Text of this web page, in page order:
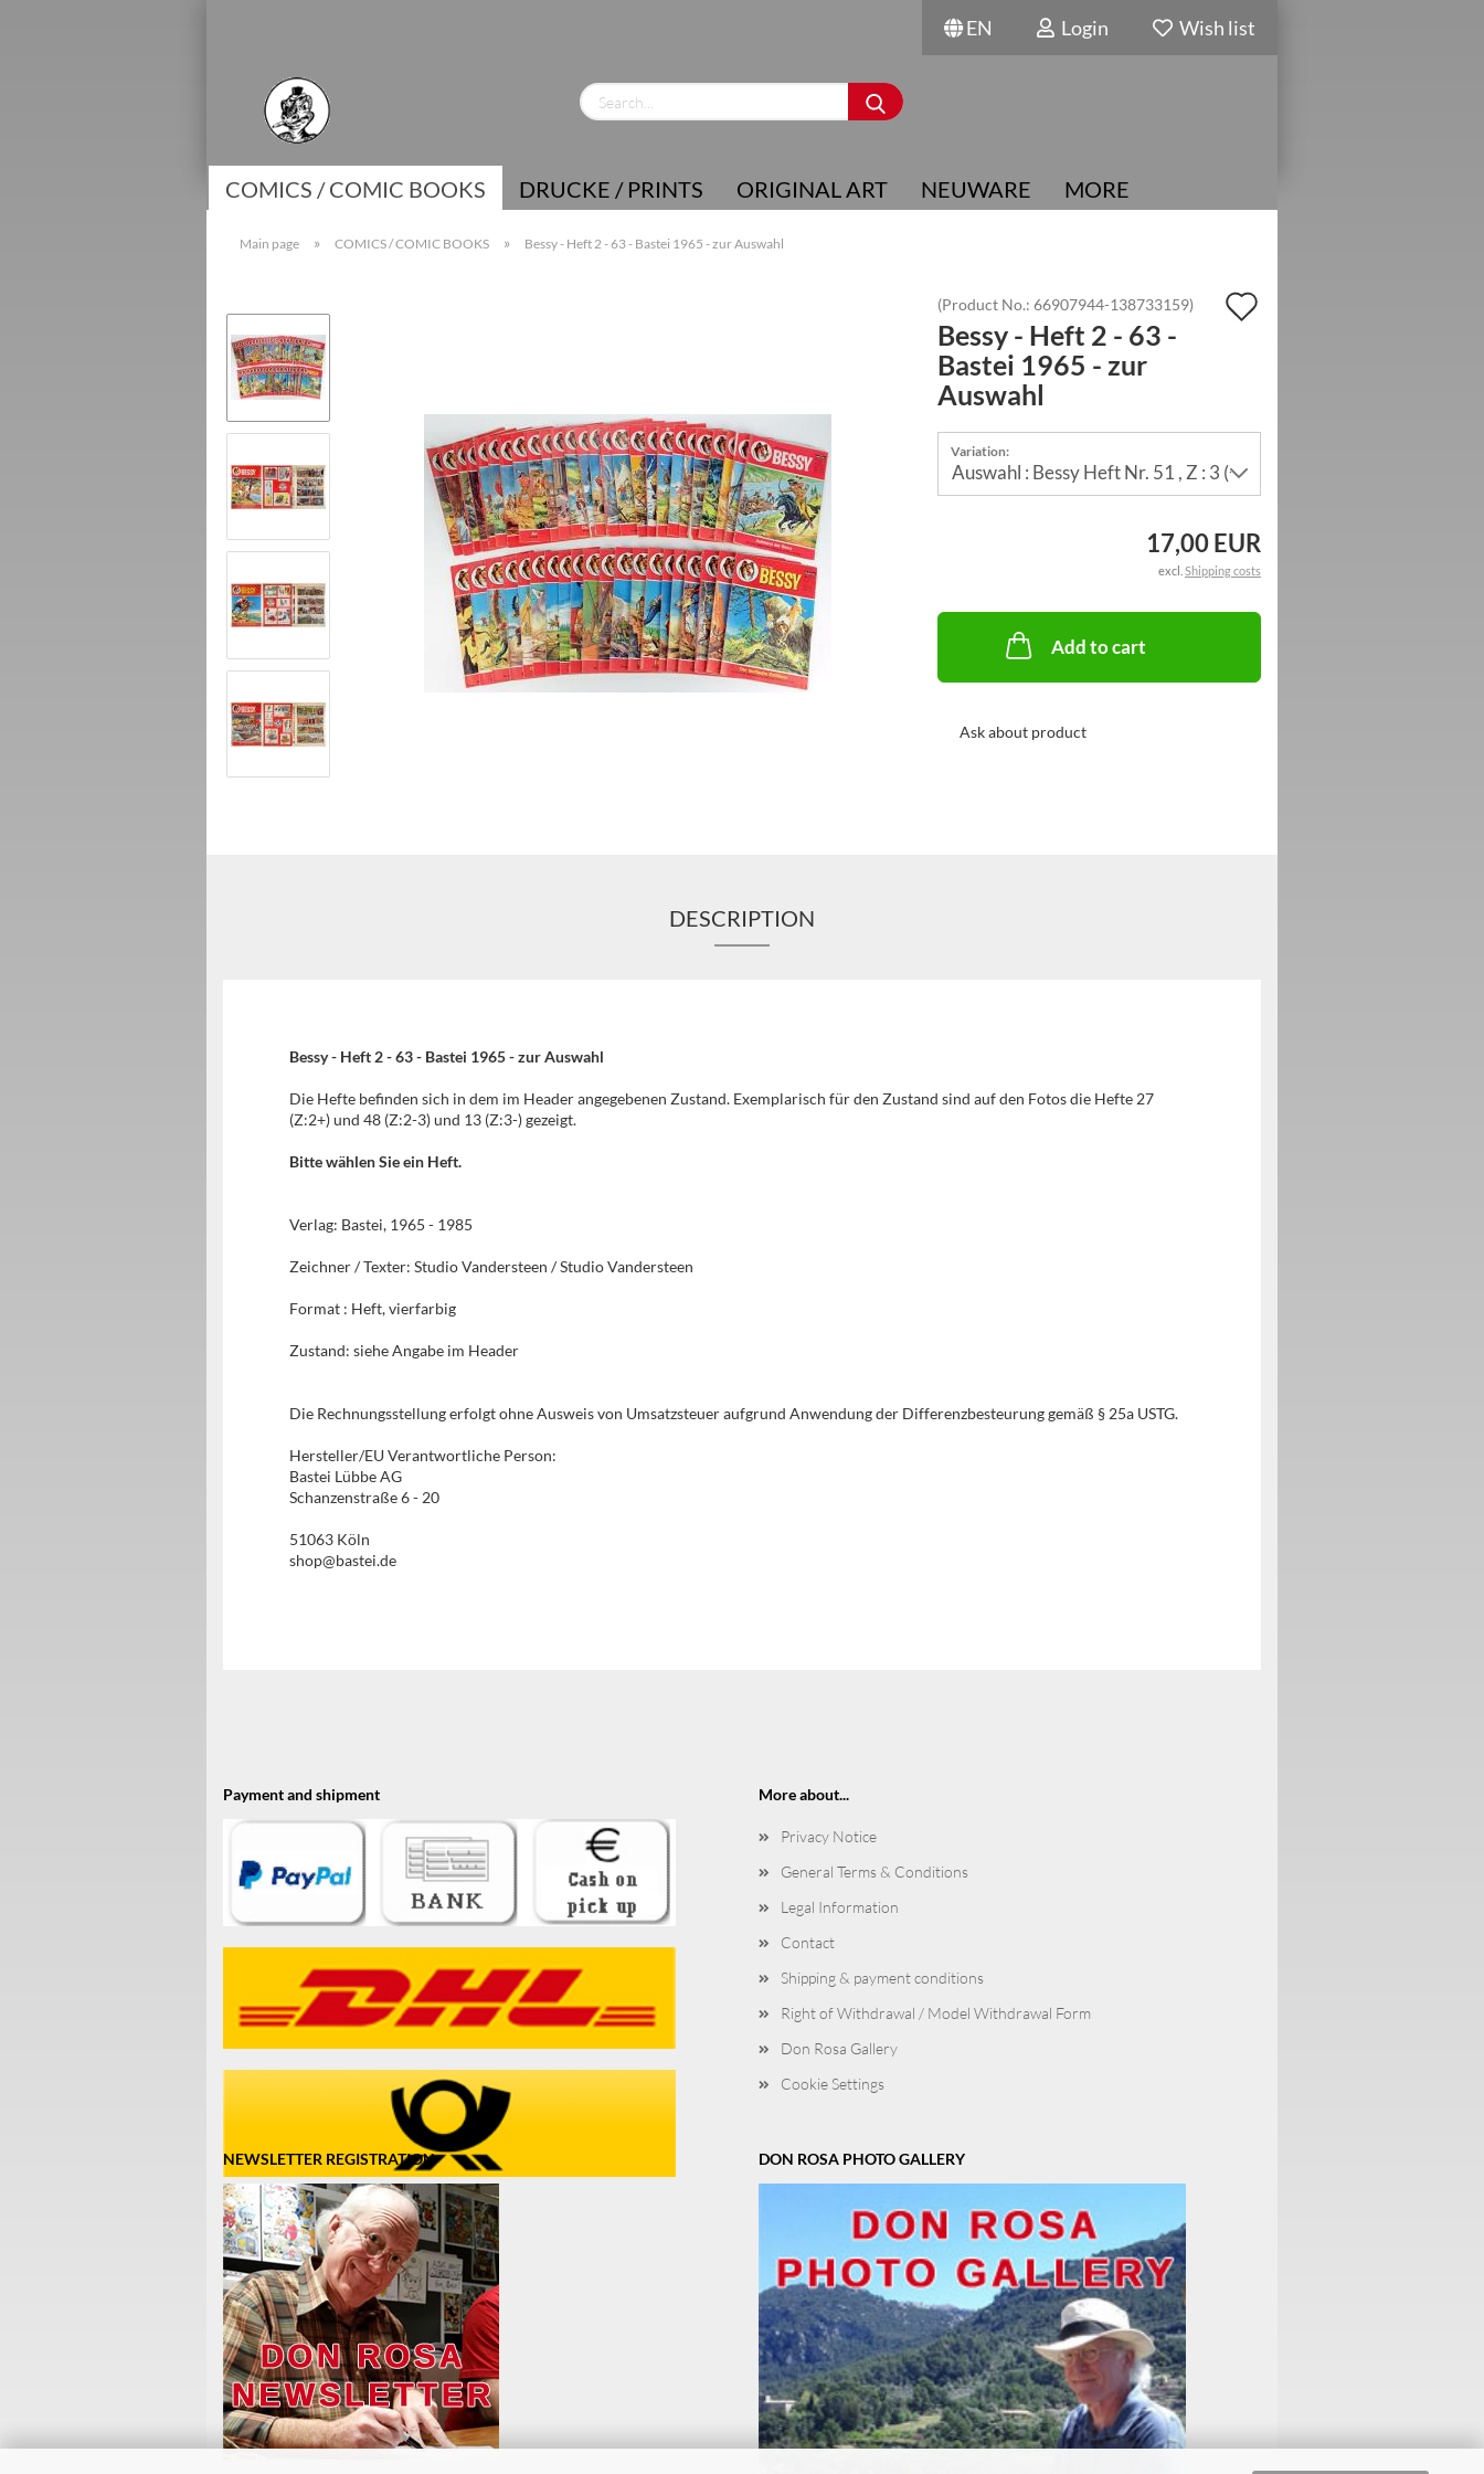
EN
Change language
Login
Create a new account
Wish list
COMICS / COMIC BOOKS DRUCKE / PRINTS ORIGINAL ART NEUWARE MORE
Main page » COMICS / COMIC BOOKS » Bessy - Heft 2 - 63 - Bastei 1965 - zur Auswahl
(Product No.: 66907944-138733159)
Bessy - Heft 2 - 63 -
Bastei 1965 - zur
Auswahl
Variation:
17,00 EUR
excl. Shipping costs
Add to cart
Ask about product
DESCRIPTION
Bessy - Heft 2 - 63 - Bastei 1965 - zur Auswahl
Die Hefte befinden sich in dem im Header angegebenen Zustand. Exemplarisch für den Zustand sind auf den Fotos die Hefte 27
(Z:2+) und 48 (Z:2-3) und 13 (Z:3-) gezeigt.
Bitte wählen Sie ein Heft.
Verlag: Bastei, 1965 - 1985
Zeichner / Texter: Studio Vandersteen / Studio Vandersteen
Format : Heft, vierfarbig
Zustand: siehe Angabe im Header
Die Rechnungsstellung erfolgt ohne Ausweis von Umsatzsteuer aufgrund Anwendung der Differenzbesteurung gemäß § 25a USTG.
Hersteller/EU Verantwortliche Person:
Bastei Lübbe AG
Schanzenstraße 6 - 20
51063 Köln
shop@bastei.de
Payment and shipment More about...
Privacy Notice
General Terms & Conditions
Legal Information
Contact
Shipping & payment conditions
Right of Withdrawal / Model Withdrawal Form
Don Rosa Gallery
Cookie Settings
NEWSLETTER REGISTRATION DON ROSA PHOTO GALLERY